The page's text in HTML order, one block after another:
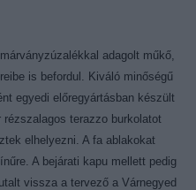
adagolt műkő,
is befordul. Kiváló minőségű
egyedi előregyártásban készült
terazzo burkolatot
elhelyezni. A fa ablakokat
A bejárati kapu mellett pedig
vissza a tervező a Várnegyed